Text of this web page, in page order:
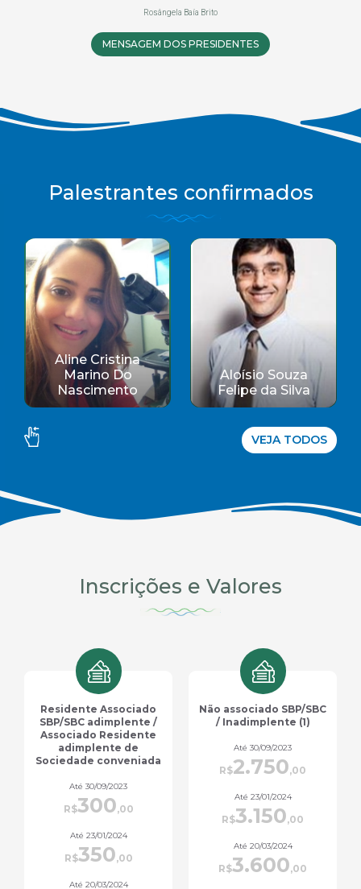
Rosângela Baía Brito
MENSAGEM DOS PRESIDENTES
Palestrantes confirmados
Amanda Gomes
Carvalho
Abelardo
Rodriguez
VEJA TODOS
Inscrições e Valores
Não associado SBP/SBC
/ Inadimplente (1)
Até 30/09/2023
2.750
Até 23/01/2024
3.150
Até 20/03/2024
3.600
Outros profissionais da
saúde (7)
Até 30/09/2023
R$880,00
Até 23/01/2024
R$1.000,00
Até 20/03/2024
R$1.170,00